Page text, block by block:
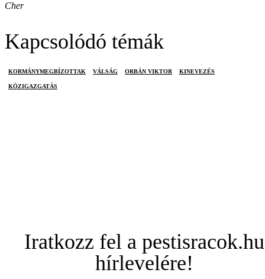
Cher
Kapcsolódó témák
KORMÁNYMEGBÍZOTTAK VÁLSÁG ORBÁN VIKTOR KINEVEZÉS
KÖZIGAZGATÁS
Iratkozz fel a pestisracok.hu
hírlevelére!